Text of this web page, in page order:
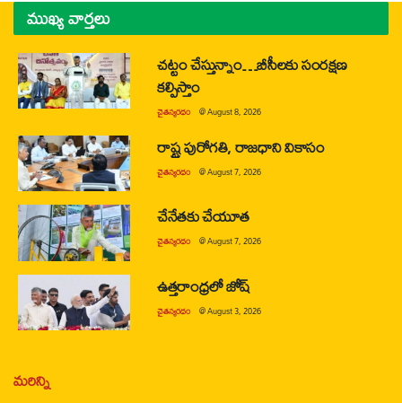
ముఖ్య వార్తలు
చట్టం చేస్తున్నాం…బీసీలకు సంరక్షణ
కల్పిస్తాం
చైతన్యరధం @August 8, 2026
రాష్ట్ర పురోగతి, రాజధాని వికాసం
చైతన్యరధం @August 7, 2026
చేనేతకు చేయూత
చైతన్యరధం @August 7, 2026
ఉత్తరాంధ్రలో జోష్
చైతన్యరధం @August 3, 2026
మరిన్ని